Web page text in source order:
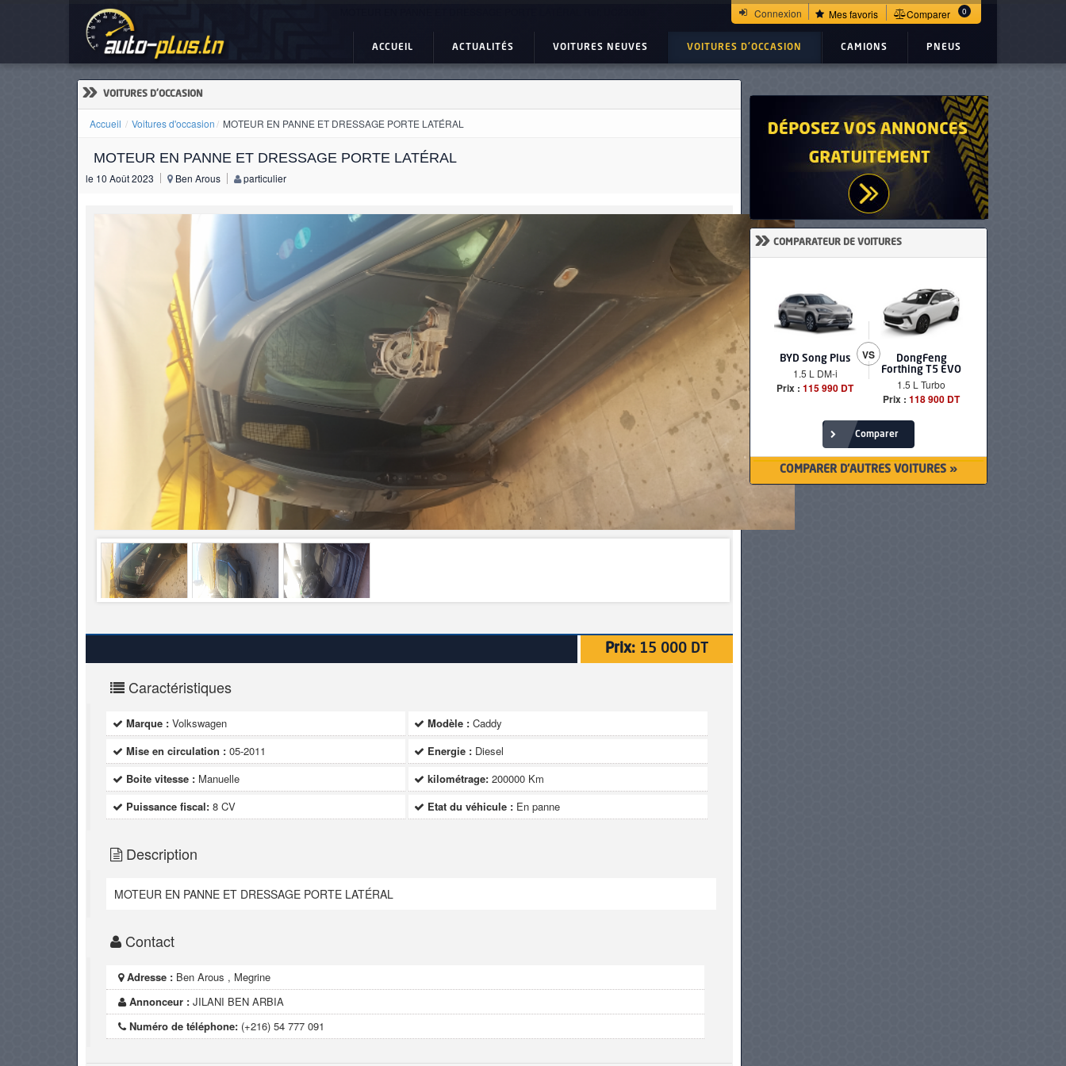
Connexion Mes favoris Comparer 0
ACCUEIL ACTUALITÉS VOITURES NEUVES VOITURES D'OCCASION CAMIONS PNEUS
» VOITURES D'OCCASION
Accueil Voitures d'occasion MOTEUR EN PANNE ET DRESSAGE PORTE LATÉRAL
MOTEUR EN PANNE ET DRESSAGE PORTE LATÉRAL
le 10 Août 2023 Ben Arous particulier
Prix: 15 000 DT
Caractéristiques
Marque : Volkswagen Modèle : Caddy
Mise en circulation : 05-2011 Energie : Diesel
Boite vitesse : Manuelle kilométrage: 200000 Km
Puissance fiscal: 8 CV Etat du véhicule : En panne
Description
MOTEUR EN PANNE ET DRESSAGE PORTE LATÉRAL
Contact
Adresse : Ben Arous , Megrine
Annonceur : JILANI BEN ARBIA
Numéro de téléphone: (+216) 54 777 091
» COMPARATEUR DE VOITURES
BYD Song Plus
1.5 L DM-i
Prix : 115 990 DT
VS
DongFeng
Forthing T5 EVO
1.5 L Turbo
Prix : 118 900 DT
Comparer
COMPARER D'AUTRES VOITURES »
ACTUALITÉS